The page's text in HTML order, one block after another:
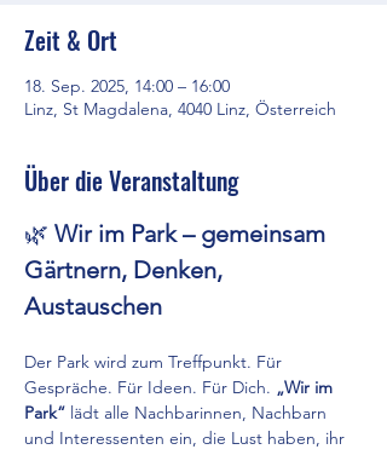
Zeit & Ort
18. Sep. 2025, 14:00 – 16:00
Linz, St Magdalena, 4040 Linz, Österreich
Über die Veranstaltung
🌿 Wir im Park – gemeinsam
Gärtnern, Denken,
Austauschen
Der Park wird zum Treffpunkt. Für
Gespräche. Für Ideen. Für Dich. „Wir im
Park“ lädt alle Nachbarinnen, Nachbarn
und Interessenten ein, die Lust haben, ihr